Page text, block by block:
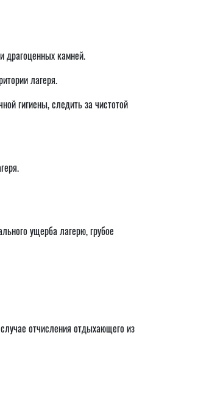
драгоценных камней.
лагеря.
гигиены, следить за чистотой
ущерба лагерю, грубое
отчисления отдыхающего из